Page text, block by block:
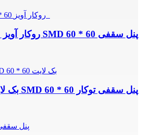
پنل سقفی SMD 60 * 60 روکار آویز
پنل سقفی توکار SMD 60 * 60 بک لایت